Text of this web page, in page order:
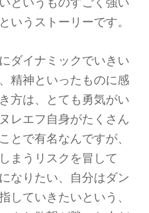
いうストーリーです。
ダイナミックでいきい
精神といったものに感
方は、とても勇気がい
レエフ自身がたくさん
とで有名なんですが、
まうリスクを冒して
なりたい、自分はダン
していきたいという、